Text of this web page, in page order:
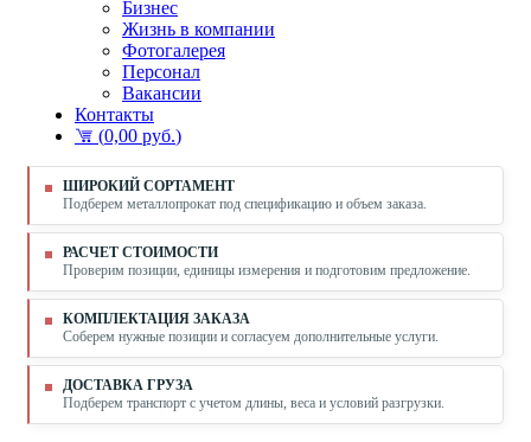
Бизнес
Жизнь в компании
Фотогалерея
Персонал
Вакансии
Контакты
(0,00 руб.)
ШИРОКИЙ СОРТАМЕНТ
Подберем металлопрокат под спецификацию и объем заказа.
РАСЧЕТ СТОИМОСТИ
Проверим позиции, единицы измерения и подготовим предложение.
КОМПЛЕКТАЦИЯ ЗАКАЗА
Соберем нужные позиции и согласуем дополнительные услуги.
ДОСТАВКА ГРУЗА
Подберем транспорт с учетом длины, веса и условий разгрузки.